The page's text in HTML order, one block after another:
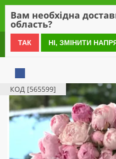
0 800 21 54 55
КОД [565599]
Вам необхідна
область?
ТАК НІ, ЗМІНИТИ